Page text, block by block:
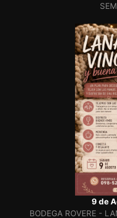
9 de
BODEGA ROVERE -